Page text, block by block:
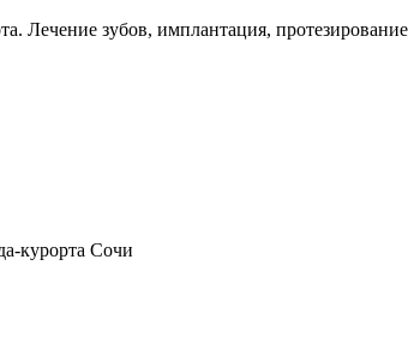
Лечение зубов, имплантация,
курорта Сочи